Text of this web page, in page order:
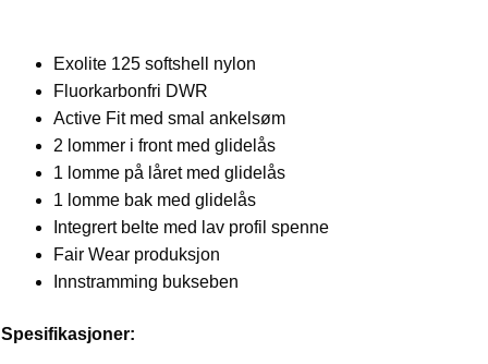
Exolite 125 softshell nylon
Fluorkarbonfri DWR
Active Fit med smal ankelsøm
2 lommer i front med glidelås
1 lomme på låret med glidelås
1 lomme bak med glidelås
Integrert belte med lav profil spenne
Fair Wear produksjon
Innstramming bukseben
Spesifikasjoner: